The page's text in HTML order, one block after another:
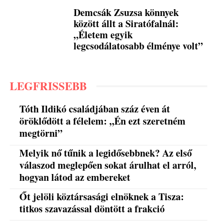
Demcsák Zsuzsa könnyek
között állt a Siratófalnál:
„Életem egyik
legcsodálatosabb élménye volt”
LEGFRISSEBB
Tóth Ildikó családjában száz éven át
öröklődött a félelem: „Én ezt szeretném
megtörni”
Melyik nő tűnik a legidősebbnek? Az első
válaszod meglepően sokat árulhat el arról,
hogyan látod az embereket
Őt jelöli köztársasági elnöknek a Tisza:
titkos szavazással döntött a frakció